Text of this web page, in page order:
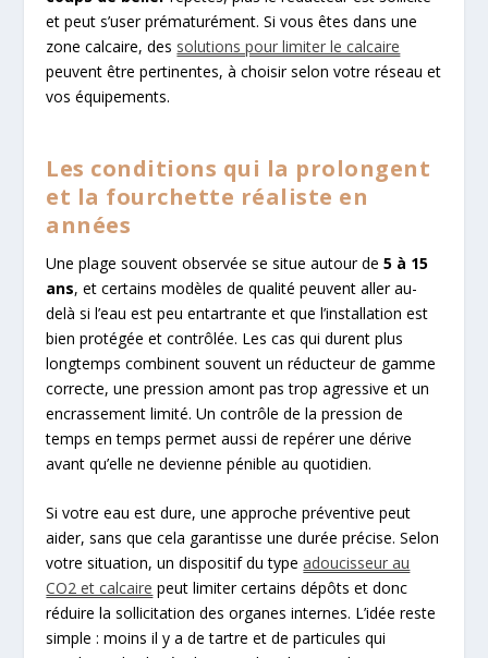
et peut s’user prématurément. Si vous êtes dans une
zone calcaire, des solutions pour limiter le calcaire
peuvent être pertinentes, à choisir selon votre réseau et
vos équipements.
Les conditions qui la prolongent
et la fourchette réaliste en
années
Une plage souvent observée se situe autour de5 à 15
ans, et certains modèles de qualité peuvent aller au-
delà si l’eau est peu entartrante et que l’installation est
bien protégée et contrôlée. Les cas qui durent plus
longtemps combinent souvent un réducteur de gamme
correcte, une pression amont pas trop agressive et un
encrassement limité. Un contrôle de la pression de
temps en temps permet aussi de repérer une dérive
avant qu’elle ne devienne pénible au quotidien.
Si votre eau est dure, une approche préventive peut
aider, sans que cela garantisse une durée précise. Selon
votre situation, un dispositif du typeadoucisseur au
CO2 et calcaire peut limiter certains dépôts et donc
réduire la sollicitation des organes internes. L’idée reste
simple : moins il y a de tartre et de particules qui